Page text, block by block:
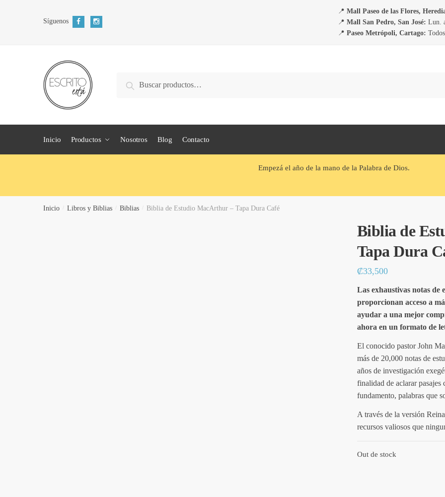
Síguenos
📍 Mall Paseo de las Flores,
📍 Mall San Pedro, San José: Lun.
📍 Paseo Metrópoli, Cartago:
Search
Inicio Productos Nosotros Blog Contacto
Empezá el año de la mano de la Palabra de Dios.
Inicio Libros y Biblias Biblias Biblia de Estudio MacArthur – Tapa Dura Café
Biblia de
Tapa Dura
₡33,500
Las exhaustivas notas
proporcionan acceso a
ayudar a una mejor
ahora en un formato de
El conocido pastor John
más de 20,000 notas de
años de investigación
finalidad de aclarar
fundamento, palabras que
A través de la versión
recursos valiosos que
Out de stock